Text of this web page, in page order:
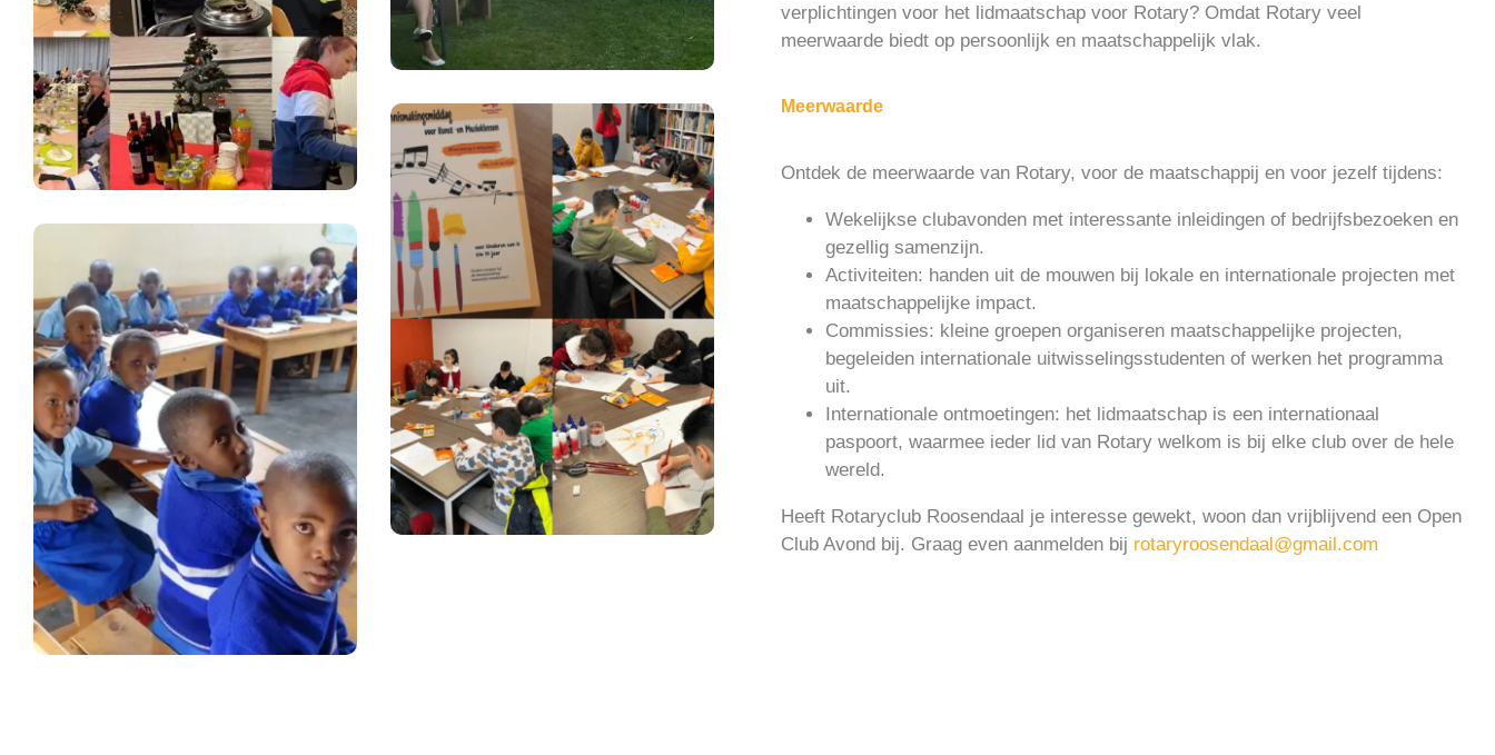
verplichtingen voor het lidmaatschap voor Rotary? Omdat Rotary veel
meerwaarde biedt op persoonlijk en maatschappelijk vlak.
Meerwaarde
Ontdek de meerwaarde van Rotary, voor de maatschappij en voor jezelf tijdens:
Wekelijkse clubavonden met interessante inleidingen of bedrijfsbezoeken en
gezellig samenzijn.
Activiteiten: handen uit de mouwen bij lokale en internationale projecten met
maatschappelijke impact.
Commissies: kleine groepen organiseren maatschappelijke projecten,
begeleiden internationale uitwisselingsstudenten of werken het programma
uit.
Internationale ontmoetingen: het lidmaatschap is een inter­nationaal
paspoort, waarmee ieder lid van Rotary welkom is bij elke club over de hele
wereld.
Heeft Rotaryclub Roosendaal je interesse gewekt, woon dan vrijblijvend een Open
Club Avond bij. Graag even aanmelden bij rotaryroosendaal@gmail.com